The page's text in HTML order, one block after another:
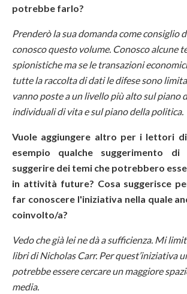
potrebbe farlo?
Prenderò la sua domanda come consiglio
conosco questo volume. Conosco alcune
spionistiche ma se le transazioni
tutte la raccolta di dati le difese sono
vanno poste a un livello più alto sul piano
individuali di vita e sul piano della politica.
Vuole aggiungere altro per i lettori
esempio qualche suggerimento di
suggerire dei temi che potrebbero
in attività future? Cosa suggerisce
far conoscere l'iniziativa nella quale
coinvolto/a?
Vedo che già lei ne dà a sufficienza. Mi
libri di Nicholas Carr. Per quest’iniziativa
potrebbe essere cercare un maggiore
media.